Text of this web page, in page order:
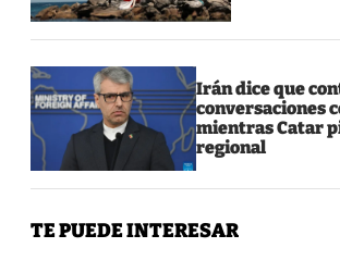
Irán dice que
conversaciones
mientras Catar
regional
TE PUEDE INTERESAR